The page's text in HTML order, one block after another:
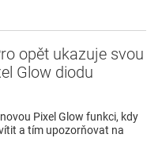
opět ukazuje svou
Glow diodu
Pixel Glow funkci, kdy
a tím upozorňovat na